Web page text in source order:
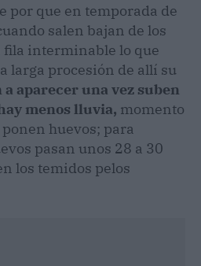
por que en temporada de
salen bajan de los
interminable lo que
larga procesión de allí su
a aparecer una vez suben
menos lluvia, momento
huevos; para
pasan unos 28 a 30
los temidos pelos